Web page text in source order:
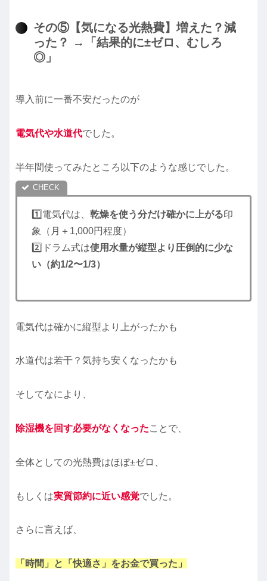
その⑤【気になる光熱費】増えた？減
った？ →「結果的に±ゼロ、むしろ
◎」
導入前に一番不安だったのが
電気代や水道代でした。
半年間使ってみたところ以下のような感じでした。
1️⃣電気代は、 乾燥を使う分だけ確かに上がる印
象（月＋1,000円程度）
2️⃣ドラム式は使用水量が縦型より圧倒的に少な
い（約1/2〜1/3）
電気代は確かに縦型より上がったかも
水道代は若干？気持ち安くなったかも
そしてなにより、
除湿機を回す必要がなくなったことで、
全体としての光熱費はほぼ±ゼロ、
もしくは実質節約に近い感覚でした。
さらに言えば、
「時間」と「快適さ」をお金で買った」